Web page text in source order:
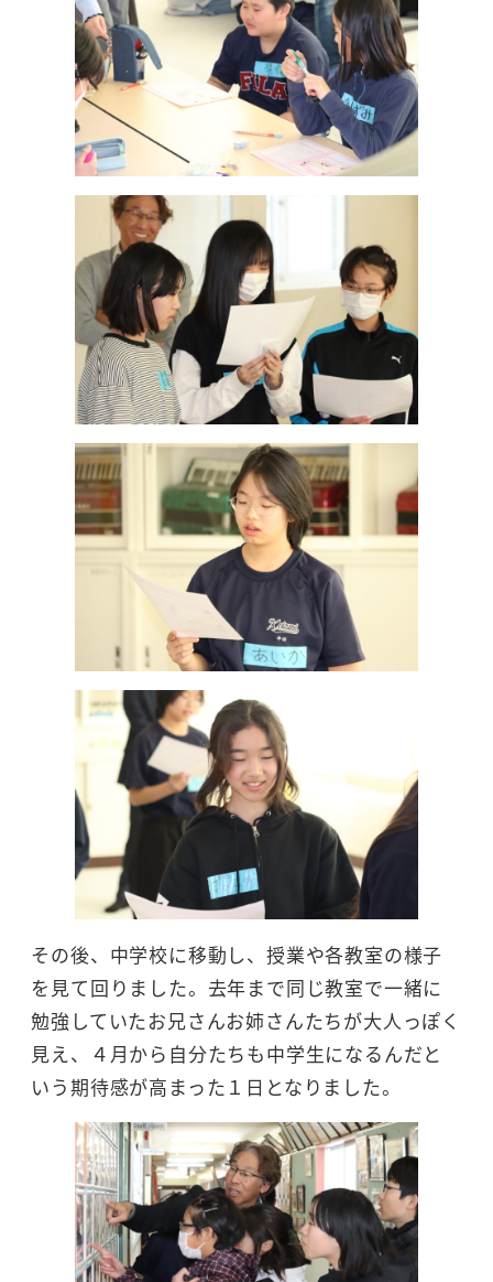
その後、中学校に移動し、授業や各教室の様子
を見て回りました。去年まで同じ教室で一緒に
勉強していたお兄さんお姉さんたちが大人っぽく
見え、４月から自分たちも中学生になるんだと
いう期待感が高まった１日となりました。